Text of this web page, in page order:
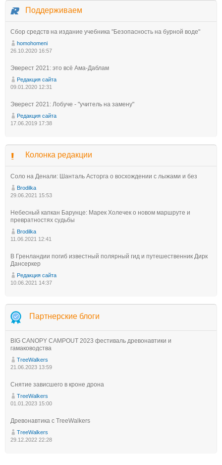
Поддерживаем
Сбор средств на издание учебника "Безопасность на бурной воде"
homohomeni
26.10.2020 16:57
Эверест 2021: это всё Ама-Даблам
Редакция сайта
09.01.2020 12:31
Эверест 2021: Лобуче - "учитель на замену"
Редакция сайта
17.06.2019 17:38
Колонка редакции
Соло на Денали: Шанталь Асторга о восхождении с лыжами и без
Brodilka
29.06.2021 15:53
Небесный капкан Барунце: Марек Холечек о новом маршруте и
превратностях судьбы
Brodilka
11.06.2021 12:41
В Гренландии погиб известный полярный гид и путешественник Дирк
Дансеркер
Редакция сайта
10.06.2021 14:37
Партнерские блоги
BIG CANOPY CAMPOUT 2023 фестиваль древонавтики и
гамаководства
TreeWalkers
21.06.2023 13:59
Снятие зависшего в кроне дрона
TreeWalkers
01.01.2023 15:00
Древонавтика с TreeWalkers
TreeWalkers
29.12.2022 22:28